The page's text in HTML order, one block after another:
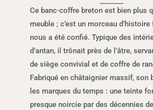
Ce banc-coffre breton est bien plus
meuble ; c’est un morceau
nous a été confié. Typique des
d’antan, il trônait près de l’âtre,
de siège convivial et de coffre de
Fabriqué en châtaignier massif, son
les marques du temps : une teinte
presque noircie par des décennies